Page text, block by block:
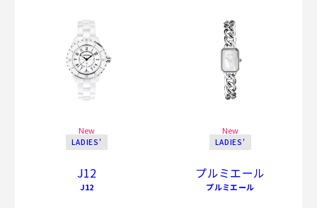
New
LADIES'
J12
J12
New
LADIES'
プルミエール
プルミエール